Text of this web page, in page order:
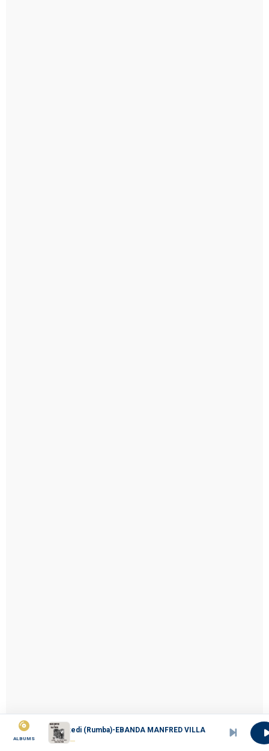
ALBUMS
Ewekedi (Rumba)-EBANDA MANFRED VILLA VIENNE